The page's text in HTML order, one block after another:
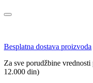
Besplatna dostava proizvoda
Za sve porudžbine
12.000 din)